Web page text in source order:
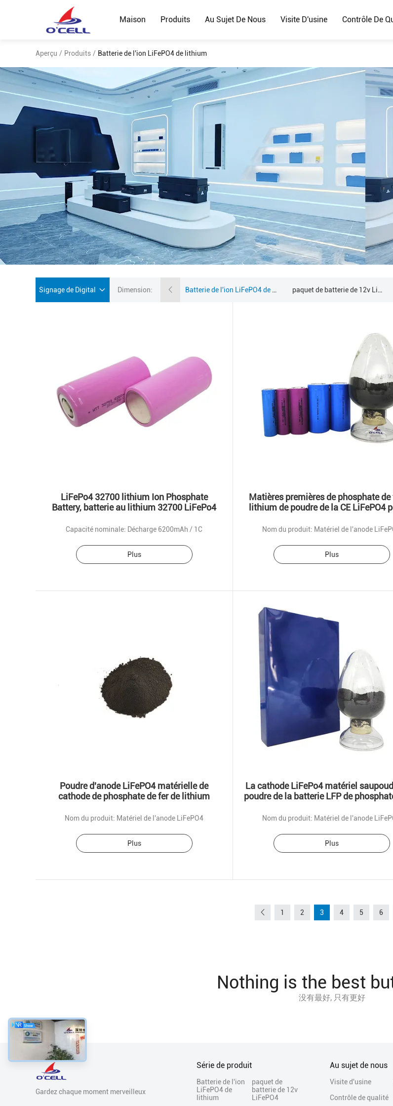
Maison Produits Au Sujet De Nous Visite D'usine Contrôle De
Aperçu / Produits / Batterie de l'ion LiFePO4 de lithium
Signage de Digital Dimension: Batterie de l'ion LiFePO4 de lithium paquet de batterie de 12v LiFePO4
LiFePo4 32700 lithium Ion Phosphate
Battery, batterie au lithium 32700 LiFePo4
Capacité nominale: Décharge 6200mAh / 1C
Plus
Matières premières de phosphate de
lithium de poudre de la CE LiFePO4
Nom du produit: Matériel de l'anode
Plus
Poudre d'anode LiFePO4 matérielle de
cathode de phosphate de fer de lithium
Nom du produit: Matériel de l'anode LiFePO4
Plus
La cathode LiFePo4 matériel
poudre de la batterie LFP de
Nom du produit: Matériel de l'anode
Plus
1 2 3 4 5 6
Nothing is the best
没有最好, 只有更好
Gardez chaque moment merveilleux
Série de produit
Batterie de l'ion
LiFePO4 de
lithium
paquet de
batterie de 12v
LiFePO4
Au sujet de nous
Visite d'usine
Contrôle de qualité